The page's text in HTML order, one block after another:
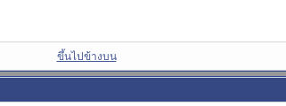
ขึ้นไปข้างบน